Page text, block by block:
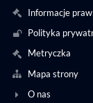
Informacje
Polityka
Metryczka
Mapa strony
O nas